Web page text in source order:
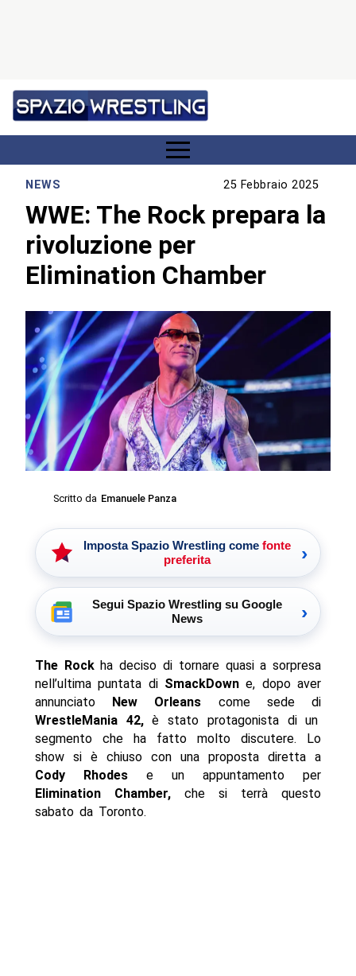
NEWS 25 Febbraio 2025
WWE: The Rock prepara la
rivoluzione per
Elimination Chamber
Scritto da Emanuele Panza
Imposta Spazio Wrestling come fonte
preferita
›
Segui Spazio Wrestling su Google
News
›
The Rockha deciso di tornare quasi a sorpresa
nell’ultima puntata di SmackDowne, dopo aver
annunciato
New Orleans come sede di
WrestleMania 42,è stato protagonista di un
segmento che ha fatto molto discutere. Lo
show si è chiuso con una proposta diretta a
Cody Rhodese un appuntamento per
Elimination Chamber, che si terrà questo
sabato da Toronto.